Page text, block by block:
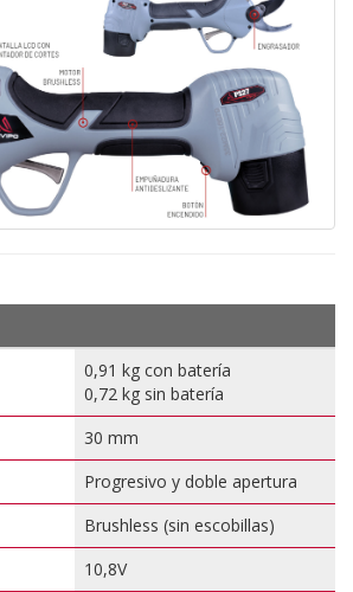
0,91 kg con batería
0,72 kg sin batería
30 mm
Progresivo y doble apertura
Brushless (sin escobillas)
10,8V